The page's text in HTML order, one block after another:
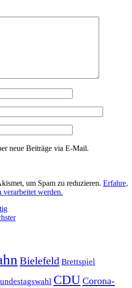
neue Beiträge via E-Mail.
um Spam zu reduzieren. Erfahre,
verarbeitet werden.
Bielefeld Brettspiel
CDUCorona-